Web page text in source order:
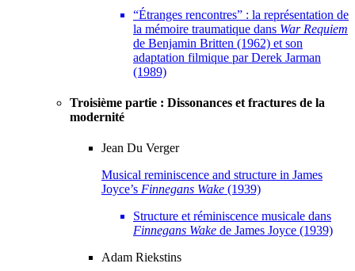
“Étranges rencontres” : la représentation de
la mémoire traumatique dans War Requiem
de Benjamin Britten (1962) et son
adaptation filmique par Derek Jarman
(1989)
Troisième partie : Dissonances et fractures de la
modernité
Jean Du Verger
Musical reminiscence and structure in James
Joyce’s Finnegans Wake (1939)
Structure et réminiscence musicale dans
Finnegans Wake de James Joyce (1939)
Adam Riekstins